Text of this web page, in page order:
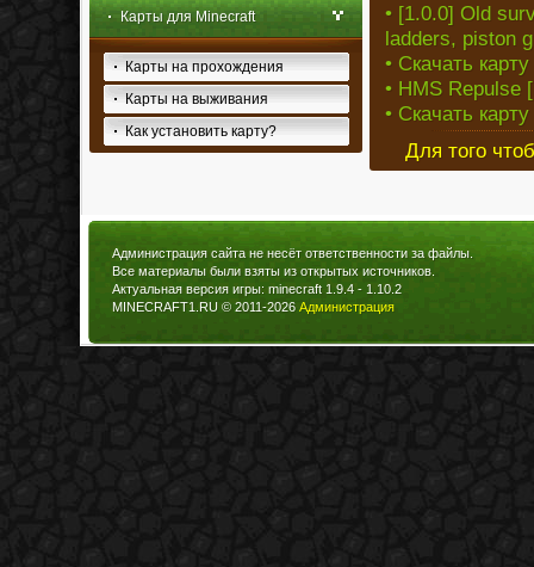
Карты для Minecraft
Карты на прохождения
Карты на выживания
Как установить карту?
• [1.0.0] Old
ladders, piston
• Скачать
• HMS Repulse
• Скачать
Для того
Администрация сайта не несёт ответственности за файлы.
Все материалы были взяты из открытых источников.
Актуальная версия игры: minecraft 1.9.4 - 1.10.2
MINECRAFT1.RU © 2011-2026 Администрация